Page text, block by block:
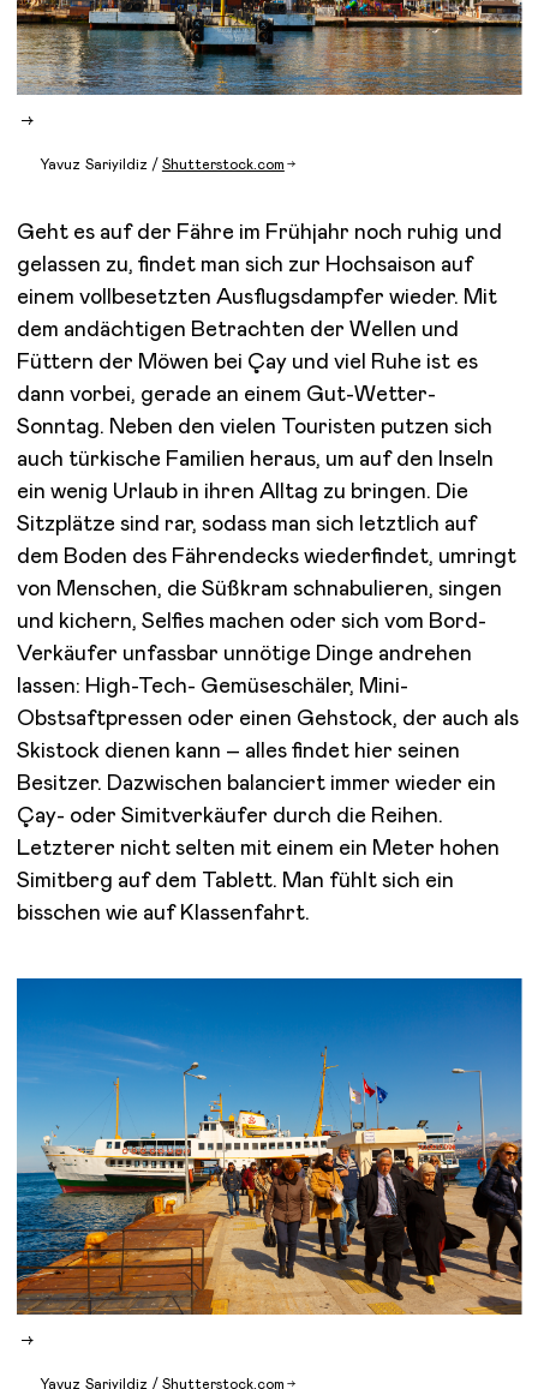
Yavuz Sariyildiz / Shutterstock.com
Geht es auf der Fähre im Frühjahr noch ruhig und
gelassen zu, findet man sich zur Hochsaison auf
einem vollbesetzten Ausflugsdampfer wieder. Mit
dem andächtigen Betrachten der Wellen und
Füttern der Möwen bei Çay und viel Ruhe ist es
dann vorbei, gerade an einem Gut-Wetter-
Sonntag. Neben den vielen Touristen putzen sich
auch türkische Familien heraus, um auf den Inseln
ein wenig Urlaub in ihren Alltag zu bringen. Die
Sitzplätze sind rar, sodass man sich letztlich auf
dem Boden des Fährendecks wiederfindet, umringt
von Menschen, die Süßkram schnabulieren, singen
und kichern, Selfies machen oder sich vom Bord-
Verkäufer unfassbar unnötige Dinge andrehen
lassen: High-Tech- Gemüseschäler, Mini-
Obstsaftpressen oder einen Gehstock, der auch als
Skistock dienen kann – alles findet hier seinen
Besitzer. Dazwischen balanciert immer wieder ein
Çay- oder Simitverkäufer durch die Reihen.
Letzterer nicht selten mit einem ein Meter hohen
Simitberg auf dem Tablett. Man fühlt sich ein
bisschen wie auf Klassenfahrt.
Yavuz Sariyildiz / Shutterstock.com